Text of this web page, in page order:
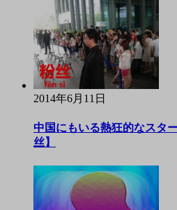
2014年6月11日
中国にもいる熱狂的なスタ
丝】